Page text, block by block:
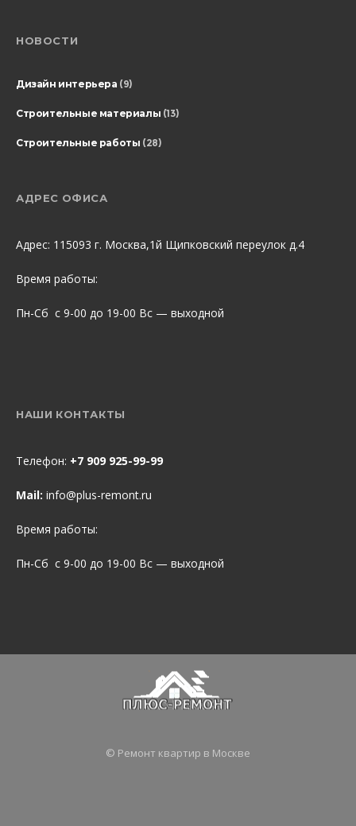
НОВОСТИ
Дизайн интерьера (9)
Строительные материалы (13)
Строительные работы (28)
АДРЕС ОФИСА
Адрес: 115093 г. Москва,1й Щипковский переулок д.4
Время работы:
Пн-Сб с 9-00 до 19-00 Вс — выходной
НАШИ КОНТАКТЫ
Телефон: +7 909 925-99-99
Mail: info@plus-remont.ru
Время работы:
Пн-Сб с 9-00 до 19-00 Вс — выходной
© Ремонт квартир в Москве